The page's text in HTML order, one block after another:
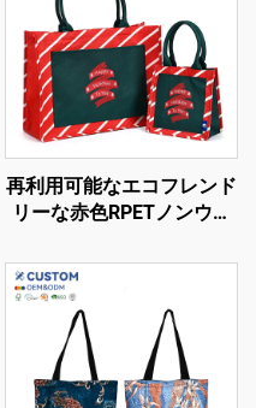
再利用可能なエコフレンド
リーな赤色RPETノンウォ
バッグ 折りたたみ可能 サ
ステナブル 耐久性あり 文
字柄 ヒートトランスファ
ーメディアム